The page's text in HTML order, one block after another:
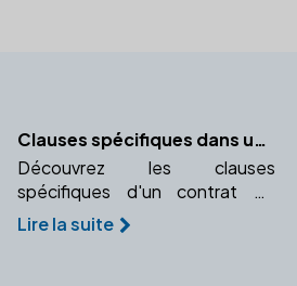
Clauses spécifiques dans un contrat de mariage
Découvrez les clauses
spécifiques d'un contrat de
mariage et pourquoi faire appel
à un notaire est indispensable.
Lire la suite